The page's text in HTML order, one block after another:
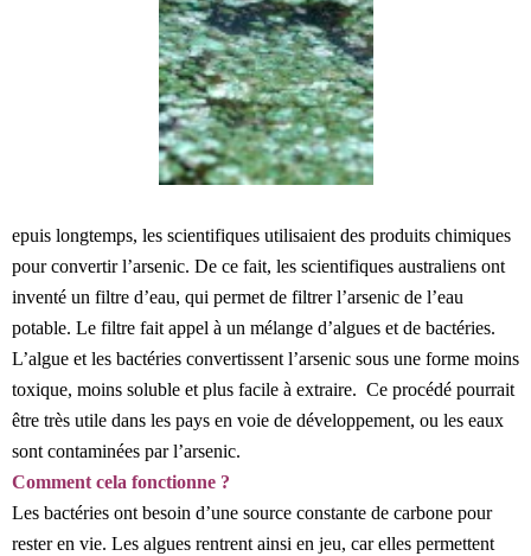
epuis longtemps, les scientifiques utilisaient des produits chimiques
pour convertir l’arsenic. De ce fait, les scientifiques australiens ont
inventé un filtre d’eau, qui permet de filtrer l’arsenic de l’eau
potable. Le filtre fait appel à un mélange d’algues et de bactéries.
L’algue et les bactéries convertissent l’arsenic sous une forme moins
toxique, moins soluble et plus facile à extraire. Ce procédé pourrait
être très utile dans les pays en voie de développement, ou les eaux
sont contaminées par l’arsenic.
Comment cela fonctionne ?
Les bactéries ont besoin d’une source constante de carbone pour
rester en vie. Les algues rentrent ainsi en jeu, car elles permettent